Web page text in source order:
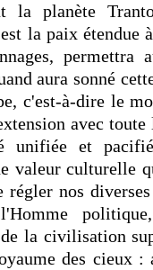
la planète
la paix étendue
aura sonné
c'est-à-dire le
avec
unifiée et
valeur culturelle
régler nos
la civilisation
des cieux